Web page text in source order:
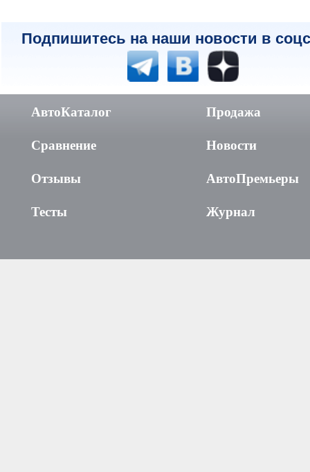
Подпишитесь на наши новости в
АвтоКаталог
Сравнение
Отзывы
Тесты
Продажа
Новости
АвтоПремьеры
Журнал